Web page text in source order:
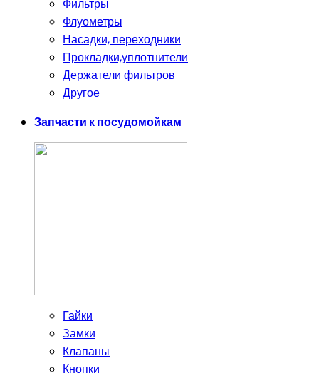
Фильтры
Флуометры
Насадки, переходники
Прокладки,уплотнители
Держатели фильтров
Другое
Запчасти к посудомойкам
Гайки
Замки
Клапаны
Кнопки